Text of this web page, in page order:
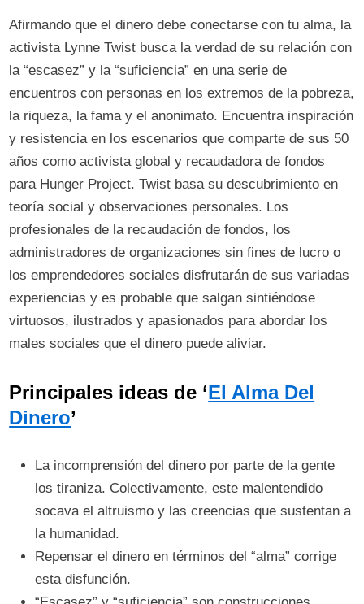
Afirmando que el dinero debe conectarse con tu alma, la
activista Lynne Twist busca la verdad de su relación con
la “escasez” y la “suficiencia” en una serie de
encuentros con personas en los extremos de la pobreza,
la riqueza, la fama y el anonimato. Encuentra inspiración
y resistencia en los escenarios que comparte de sus 50
años como activista global y recaudadora de fondos
para Hunger Project. Twist basa su descubrimiento en
teoría social y observaciones personales. Los
profesionales de la recaudación de fondos, los
administradores de organizaciones sin fines de lucro o
los emprendedores sociales disfrutarán de sus variadas
experiencias y es probable que salgan sintiéndose
virtuosos, ilustrados y apasionados para abordar los
males sociales que el dinero puede aliviar.
Principales ideas de ‘El Alma Del
Dinero’
La incomprensión del dinero por parte de la gente
los tiraniza. Colectivamente, este malentendido
socava el altruismo y las creencias que sustentan a
la humanidad.
Repensar el dinero en términos del “alma” corrige
esta disfunción.